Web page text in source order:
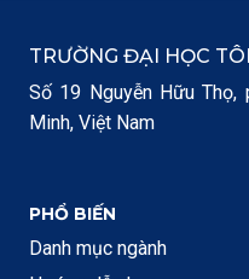
TRƯỜNG ĐẠI HỌC
Số 19 Nguyễn Hữu Thọ,
Minh, Việt Nam
PHỔ BIẾN
Danh mục ngành